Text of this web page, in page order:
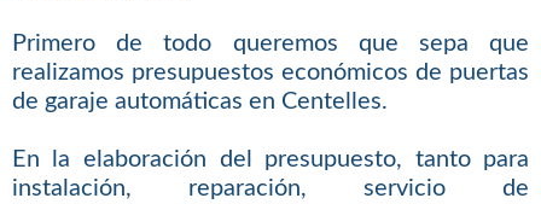
Primero de todo queremos que sepa que
realizamos presupuestos económicos de puertas
de garaje automáticas en Centelles.
En la elaboración del presupuesto, tanto para
instalación, reparación, servicio de